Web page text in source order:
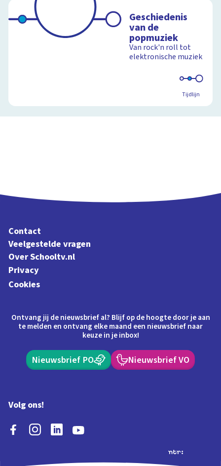
Geschiedenis
van de
popmuziek
Van rock'n roll tot
elektronische muziek
Tijdlijn
Contact
Veelgestelde vragen
Over Schooltv.nl
Privacy
Cookies
Ontvang jij de nieuwsbrief al? Blijf op de hoogte door je aan
te melden en ontvang elke maand een nieuwsbrief naar
keuze in je inbox!
Nieuwsbrief PO Nieuwsbrief VO
Volg ons!